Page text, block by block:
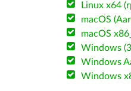
Linux x64
macOS
macOS
Windows
Windows
Windows